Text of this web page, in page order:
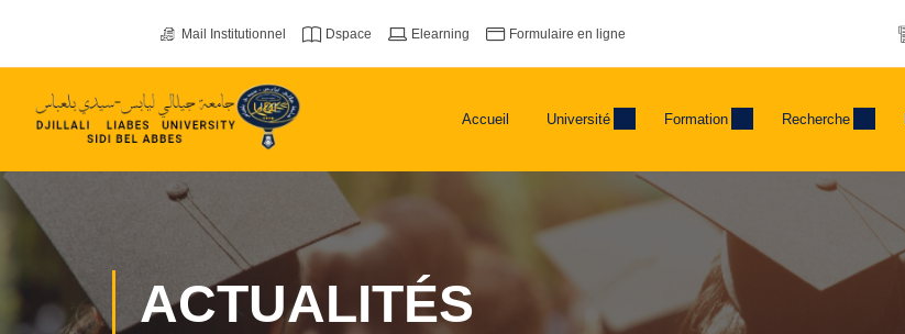
Mail Institutionnel Dspace Elearning Formulaire en ligne
Accueil Université Formation Recherche
ACTUALITÉS